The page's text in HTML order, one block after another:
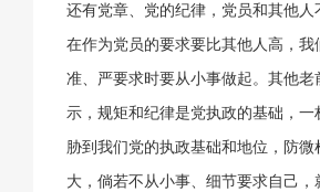
还有党章、党的纪律，党员和其他人
在作为党员的要求要比其他人高，我
准、严要求时要从小事做起。其他老
示，规矩和纪律是党执政的基础，一
胁到我们党的执政基础和地位，防微
大，倘若不从小事、细节要求自己，